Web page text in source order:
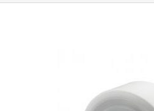
Density Polyethylen) Tloušťka materiálu: